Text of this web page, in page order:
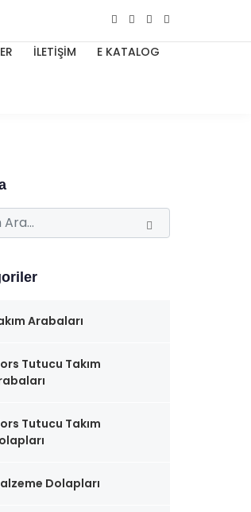
İLETİŞİM E KATALOG
Arabaları
Tutucu Takım
Tutucu Takım
Dolapları